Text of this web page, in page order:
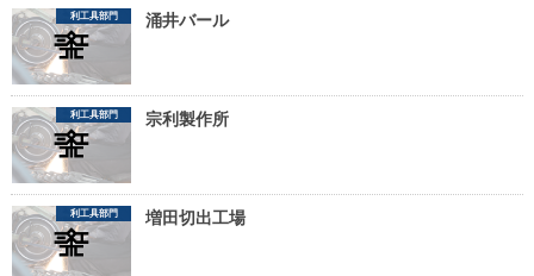
利工具部門 涌井バール
利工具部門 宗利製作所
利工具部門 増田切出工場